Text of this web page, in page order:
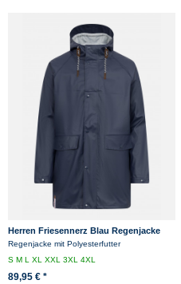
Herren Friesennerz Blau Regenjacke
Regenjacke mit Polyesterfutter
SMLXLXXL3XL4XL
89,95 € *